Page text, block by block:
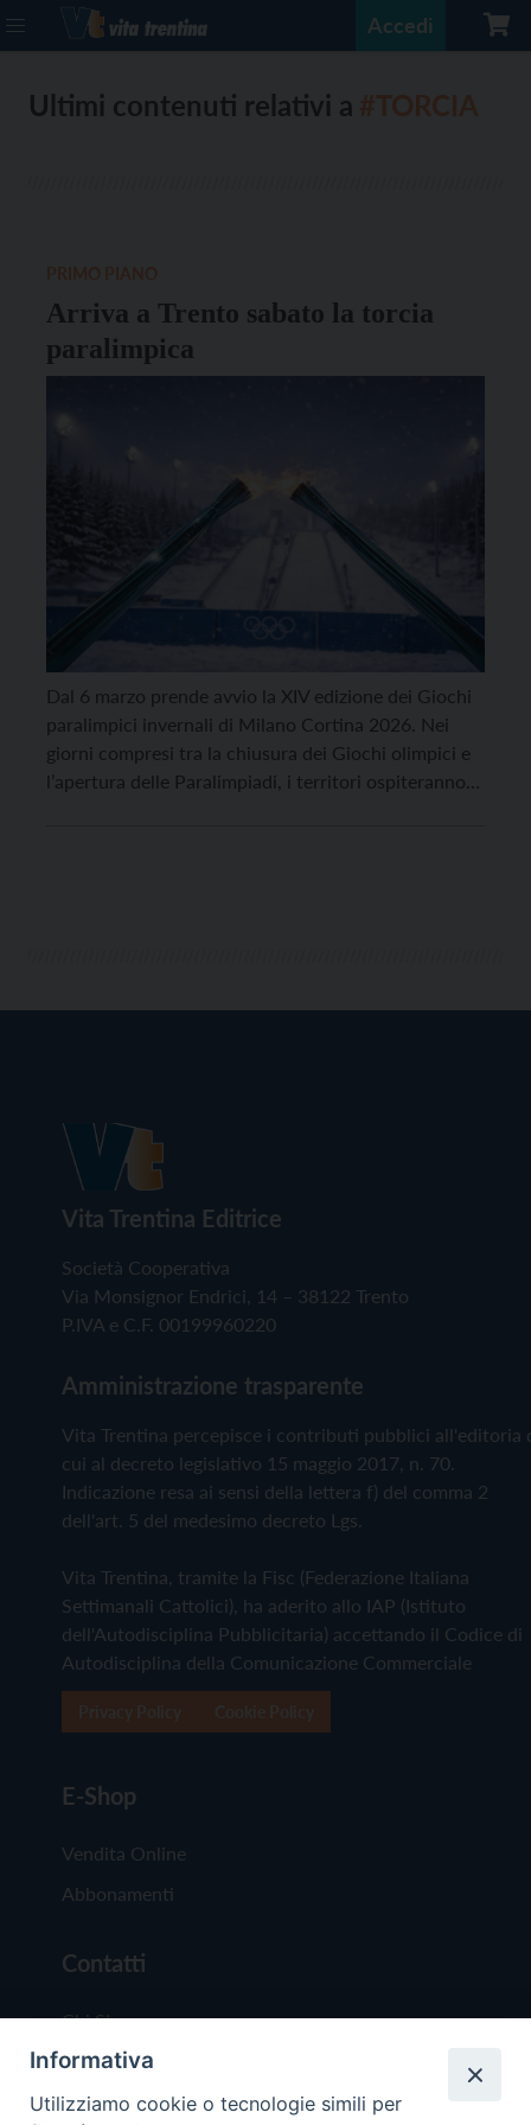
Accedi
Ultimi contenuti relativi a
Arriva a Trento sabato la torcia
paralimpica
Dal 6 marzo prende avvio la XIV edizione dei Giochi
paralimpici invernali di Milano Cortina 2026. Nei
giorni compresi tra la chiusura dei Giochi olimpici e
l’apertura delle Paralimpiadi, i territori ospiteranno
Vita Trentina Editrice
Società Cooperativa
Via Monsignor Endrici, 14 – 38122 Trento
P.IVA e C.F. 00199960220
Amministrazione trasparente
Vita Trentina percepisce i contributi pubblici all'editoria
cui al decreto legislativo 15 maggio 2017, n. 70.
Indicazione resa ai sensi della lettera f) del comma 2
dell'art. 5 del medesimo decreto Lgs.
Vita Trentina, tramite la Fisc (Federazione Italiana
Settimanali Cattolici), ha aderito allo IAP (Istituto
dell'Autodisciplina Pubblicitaria) accettando il Codice di
Autodisciplina della Comunicazione Commerciale
E-Shop
Vendita Online
Abbonamenti
Contatti
Chi Siamo
Redazione
Scrivici
Informativa
Utilizziamo cookie o tecnologie simili per